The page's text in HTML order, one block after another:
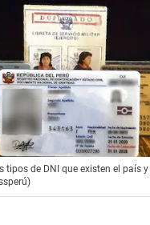
tipos de DNI que existen el país